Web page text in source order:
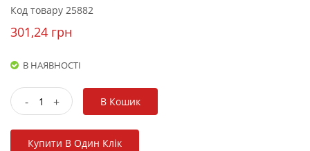
Код товару 25882
301,24 грн
В НАЯВНОСТІ
- + В Кошик
Купити В Один Клік